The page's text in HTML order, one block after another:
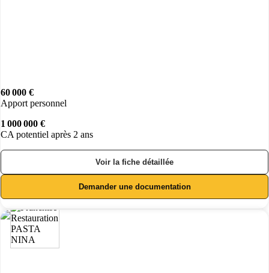
60 000 €
Apport personnel
1 000 000 €
CA potentiel après 2 ans
Voir la fiche détaillée
Demander une documentation